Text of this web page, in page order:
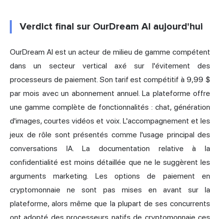
Verdict final sur OurDream AI aujourd'hui
OurDream AI est un acteur de milieu de gamme compétent
dans un secteur vertical axé sur l'évitement des
processeurs de paiement. Son tarif est compétitif à 9,99 $
par mois avec un abonnement annuel. La plateforme offre
une gamme complète de fonctionnalités : chat, génération
d'images, courtes vidéos et voix. L'accompagnement et les
jeux de rôle sont présentés comme l'usage principal des
conversations IA. La documentation relative à la
confidentialité est moins détaillée que ne le suggèrent les
arguments marketing. Les options de paiement en
cryptomonnaie ne sont pas mises en avant sur la
plateforme, alors même que la plupart de ses concurrents